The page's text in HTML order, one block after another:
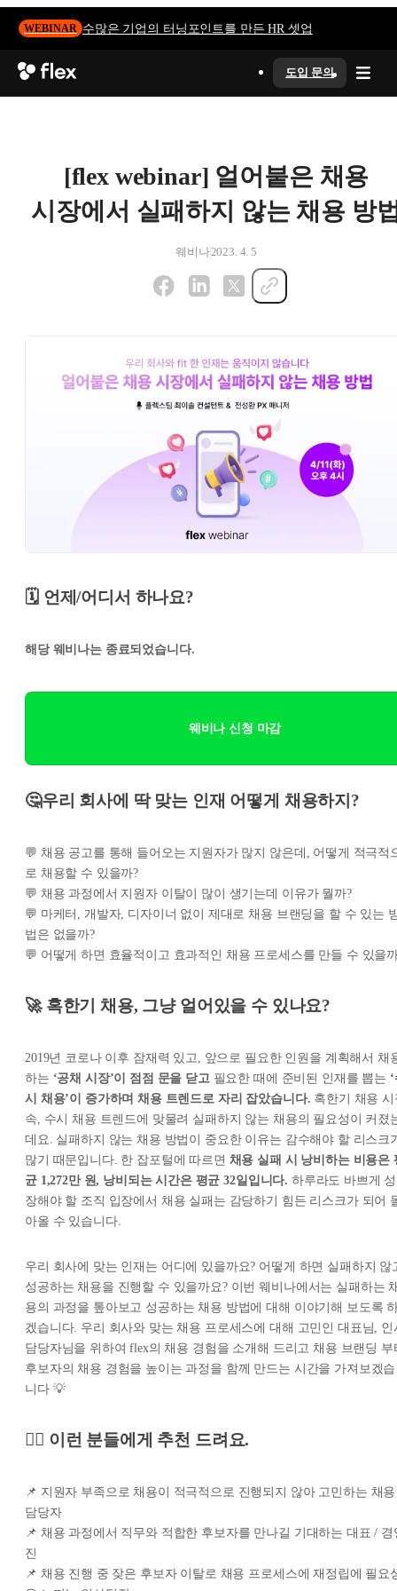
WEBINAR 수많은 기업의 터닝포인트를 만든 HR 셋업
도입 문의
[flex webinar] 얼어붙은 채용
시장에서 실패하지 않는 채용 방
웨비나2023. 4. 5
🗓️ 언제/어디서 하나요?
해당 웨비나는 종료되었습니다.
웨비나 신청 마감
🤔우리 회사에 딱 맞는 인재 어떻게 채용하지?
💬 채용 공고를 통해 들어오는 지원자가 많지 않은데, 어떻게 적극적
로 채용할 수 있을까?
💬 채용 과정에서 지원자 이탈이 많이 생기는데 이유가 뭘까?
💬 마케터, 개발자, 디자이너 없이 제대로 채용 브랜딩을 할 수 있는
법은 없을까?
💬 어떻게 하면 효율적이고 효과적인 채용 프로세스를 만들 수 있을
🚀 혹한기 채용, 그냥 얼어있을 수 있나요?
2019년 코로나 이후 잠재력 있고, 앞으로 필요한 인원을 계획해서 채
하는 ‘공채 시장’이 점점 문을 닫고 필요한 때에 준비된 인재를 뽑는
시 채용’이 증가하며 채용 트렌드로 자리 잡았습니다. 혹한기 채용 시
속, 수시 채용 트렌드에 맞물려 실패하지 않는 채용의 필요성이 커졌
데요. 실패하지 않는 채용 방법이 중요한 이유는 감수해야 할 리스크
많기 때문입니다. 한 잡포털에 따르면 채용 실패 시 낭비하는 비용은
균 1,272만 원, 낭비되는 시간은 평균 32일입니다. 하루라도 바쁘게 성
장해야 할 조직 입장에서 채용 실패는 감당하기 힘든 리스크가 되어
아올 수 있습니다.
우리 회사에 맞는 인재는 어디에 있을까요? 어떻게 하면 실패하지 않
성공하는 채용을 진행할 수 있을까요? 이번 웨비나에서는 실패하는
용의 과정을 톺아보고 성공하는 채용 방법에 대해 이야기해 보도록
겠습니다. 우리 회사와 맞는 채용 프로세스에 대해 고민인 대표님, 인
담당자님을 위하여 flex의 채용 경험을 소개해 드리고 채용 브랜딩 부
후보자의 채용 경험을 높이는 과정을 함께 만드는 시간을 가져보겠습
니다 💡
🙋‍♀️ 이런 분들에게 추천 드려요.
📌 지원자 부족으로 채용이 적극적으로 진행되지 않아 고민하는 채용
담당자
📌 채용 과정에서 직무와 적합한 후보자를 만나길 기대하는 대표 / 경
진
📌 채용 진행 중 잦은 후보자 이탈로 채용 프로세스에 재정립에 필요